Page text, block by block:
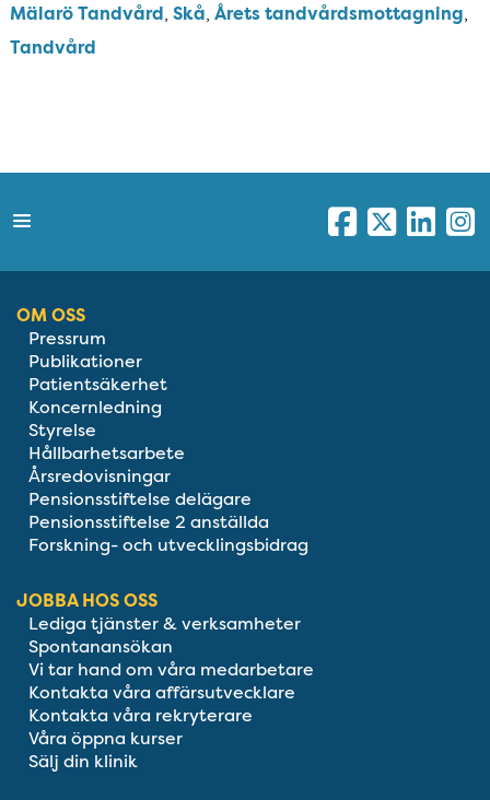
Mälarö Tandvård Skå Årets tandvårdsmottagning
Tandvård
OM OSS
Pressrum
Publikationer
Patientsäkerhet
Koncernledning
Styrelse
Hållbarhetsarbete
Årsredovisningar
Pensionsstiftelse delägare
Pensionsstiftelse 2 anställda
Forskning- och utvecklingsbidrag
JOBBA HOS OSS
Lediga tjänster & verksamheter
Spontanansökan
Vi tar hand om våra medarbetare
Kontakta våra affärsutvecklare
Kontakta våra rekryterare
Våra öppna kurser
Sälj din klinik